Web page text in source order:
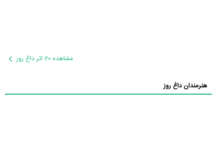
مشاهده 20 اثر داغ روز
هنرمندان داغ روز